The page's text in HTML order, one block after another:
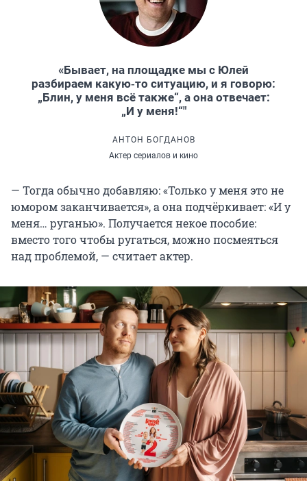
«Бывает, на площадке мы с Юлей
разбираем какую‑то ситуацию, и я говорю:
„Блин, у меня всё также“, а она отвечает:
„И у меня!“"
АНТОН БОГДАНОВ
Актер сериалов и кино
— Тогда обычно добавляю: «Только у меня это не
юмором заканчивается», а она подчёркивает: «И у
меня… руганью». Получается некое пособие:
вместо того чтобы ругаться, можно посмеяться
над проблемой, — считает актер.